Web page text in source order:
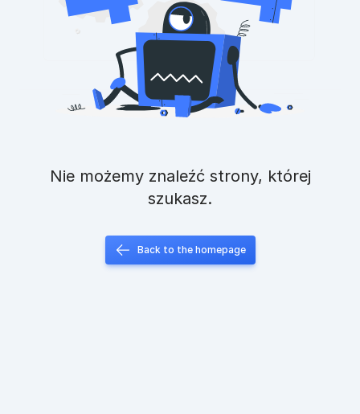
Nie możemy znaleźć strony, której
szukasz.
Back to the homepage